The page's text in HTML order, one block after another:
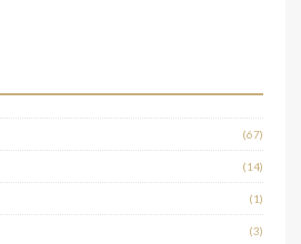
(67)
(14)
(1)
(3)